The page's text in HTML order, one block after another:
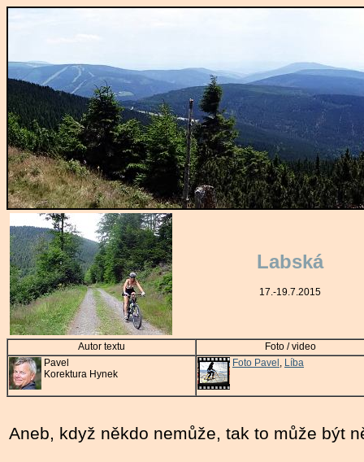
Labská
17.-19.7.2015
Autor textu
Foto / video
Pavel
Korektura Hynek
Foto Pavel , Líba
Aneb, když někdo nemůže, tak to může být